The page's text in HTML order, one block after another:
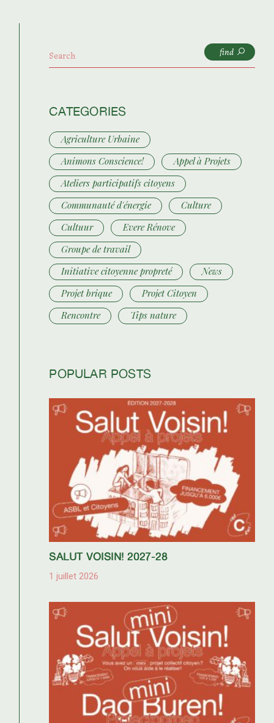
find
CATEGORIES
Agriculture Urbaine
Animons Conscience!
Appel à Projets
Ateliers participatifs citoyens
Communauté d'énergie
Culture
Cultuur
Evere Rénove
Groupe de travail
Initiative citoyenne propreté
News
Projet brique
Projet Citoyen
Rencontre
Tips nature
POPULAR POSTS
SALUT VOISIN! 2027-28
1 juillet 2026